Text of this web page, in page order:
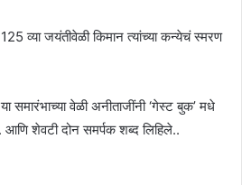
व्या जयंतीवेळी किमान त्यांच्या कन्येचं स्मरण
समारंभाच्या वेळी अनीताजींनी ‘गेस्ट बुक’ मधे
आणि शेवटी दोन समर्पक शब्द लिहिले..